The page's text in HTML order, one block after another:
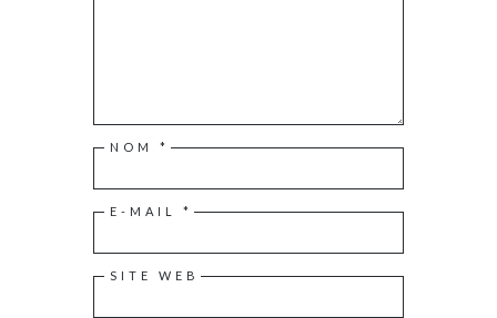
NOM *
E-MAIL *
SITE WEB